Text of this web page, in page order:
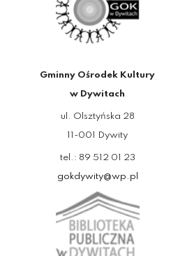
Gminny Ośrodek Kultury
w Dywitach
ul. Olsztyńska 28
11-001 Dywity
tel.: 89 512 01 23
gokdywity@wp.pl